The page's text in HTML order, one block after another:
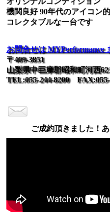
機関良好 90年代のアイコン
コレクタブルな一台です
お問合せは MYPerformance
〒409-3851
山梨県中巨摩郡昭和町河西
TEL:055-244-8200 FAX:055-
ご成約頂きました！